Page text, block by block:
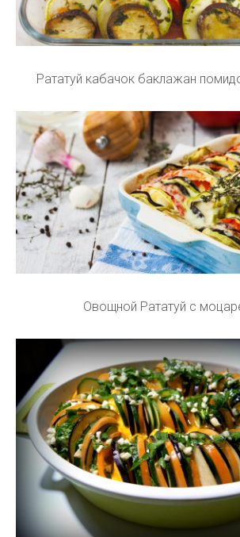
Рататуй кабачок баклажан
Овощной Рататуй с